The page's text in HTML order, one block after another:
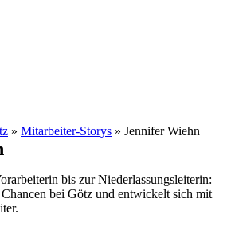
» Mitarbeiter-Storys » Jennifer Wiehn
bis zur Niederlassungsleiterin:
bei Götz und entwickelt sich mit